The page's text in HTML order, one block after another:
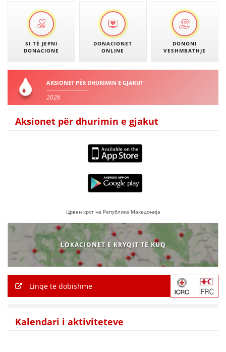
SI TË JEPNI
DONACIONE
DONACIONET
ONLINE
DONONI
VESHMBATHJE
AKSIONET PËR DHURIMIN E GJAKUT
2026
Aksionet për dhurimin e gjakut
Црвен крст на Република Македонија
LOKACIONET E KRYQIT TË KUQ
Linqe të dobishme
Kalendari i aktiviteteve